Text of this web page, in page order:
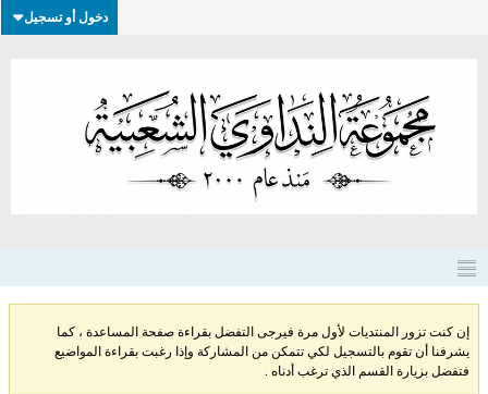
دخول أو تسجيل
إن كنت تزور المنتديات لأول مرة فيرجى التفضل بقراءة صفحة المساعدة ، كما
يشرفنا أن تقوم بالتسجيل لكي تتمكن من المشاركة وإذا رغبت بقراءة المواضيع
فتفضل بزيارة القسم الذي ترغب أدناه .